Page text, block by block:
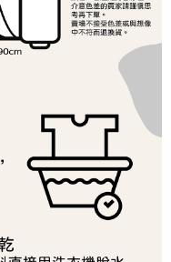
下簡稱本公司）所提供，讓
並由商店將買賣／分期付款
單繳交帳款。
係目的，商店將以您的個人
大進項蒐集、處理及利用，
、核對及更正。
oppay.tw/userRule
交易完成。
但若您需要取消訂單，請聯絡
為有效，需透過AFTEE先享
帳頁面顯示為準，若有關於
，請聯繫「AFTEE先享後付
support/home
先享後付」服務完成之交
將交易相關給付款項請求債
護人之同意方可使用
損失，本公司不負相關責
費